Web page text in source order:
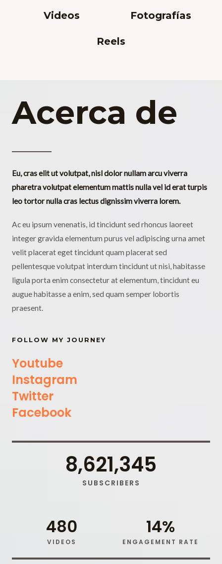
Videos Fotografías
Reels
Acerca de
Eu, cras elit ut volutpat, nisl dolor nullam arcu viverra
pharetra volutpat elementum mattis nulla vel id erat turpis
leo tortor nulla cras lectus dignissim viverra lorem.
Ac eu ipsum venenatis, id tincidunt sed rhoncus laoreet
integer gravida elementum purus vel adipiscing urna amet
velit placerat eget tincidunt quam placerat sed
pellentesque volutpat interdum tincidunt ut nisi, habitasse
ligula porta enim consectetur at elementum, tincidunt eu
augue habitasse a enim, sed quam semper lobortis
praesent.
FOLLOW MY JOURNEY
Youtube
Instagram
Twitter
Facebook
8,621,345
SUBSCRIBERS
480
VIDEOS
14%
ENGAGEMENT RATE